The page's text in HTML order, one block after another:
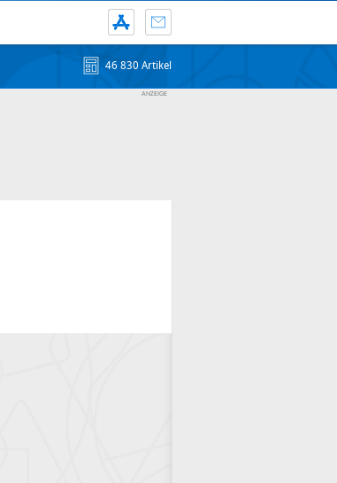
46 830 Artikel